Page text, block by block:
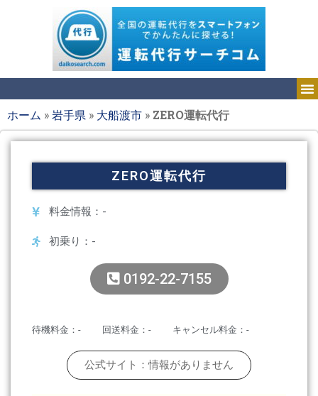
ホーム »岩手県 » 大船渡市 » ZERO運転代行
ZERO運転代行
料金情報：-
初乗り：-
0192-22-7155
待機料金：- 回送料金：- キャンセル料金：-
公式サイト：情報がありません